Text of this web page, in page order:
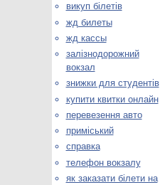
викуп білетів
жд билеты
жд кассы
залізнодорожний
вокзал
знижки для студентів
купити квитки онлайн
перевезення авто
приміський
справка
телефон вокзалу
як заказати білети на